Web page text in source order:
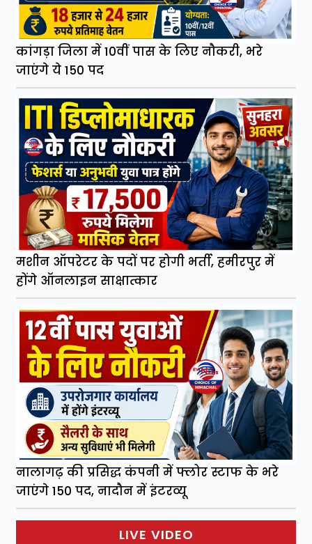
कांगड़ा जिला में 10वीं पास के लिए नौकरी, भरे
जाएंगे ये 150 पद
मशीन ऑपरेटर के पदों पर होगी भर्ती, हमीरपुर में
होंगे ऑनलाइन साक्षात्कार
नालागढ़ की प्रसिद्ध कंपनी में फ्लोर स्टाफ के भरे
जाएंगे 150 पद, नादौन में इंटरव्यू
LIVE VIDEO